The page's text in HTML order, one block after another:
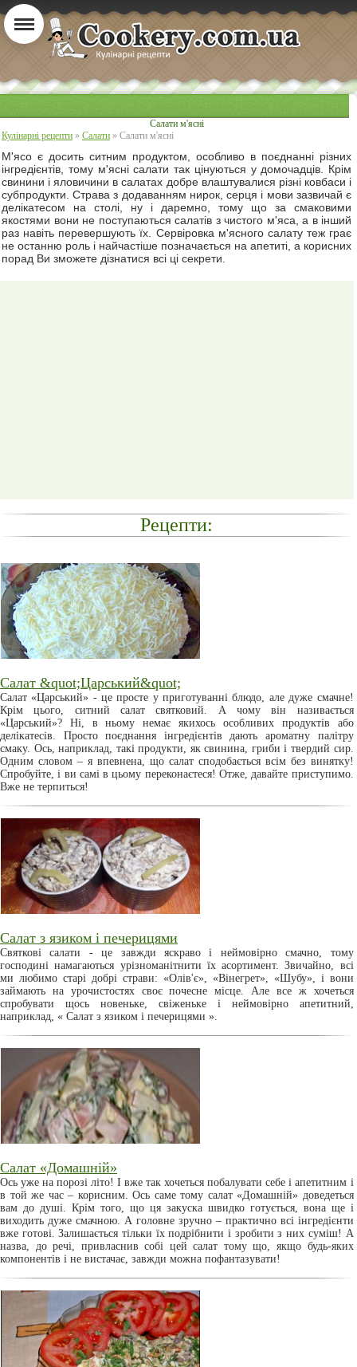
Салати м'ясні
Кулінарні рецепти » Салати » Салати м'ясні
М'ясо є досить ситним продуктом, особливо в поєднанні різних
інгредієнтів, тому м'ясні салати так цінуються у домочадців. Крім
свинини і яловичини в салатах добре влаштувалися різні ковбаси і
субпродукти. Страва з додаванням нирок, серця і мови зазвичай є
делікатесом на столі, ну і даремно, тому що за смаковими
якостями вони не поступаються салатів з чистого м'яса, а в інший
раз навіть перевершують їх. Сервіровка м'ясного салату теж грає
не останню роль і найчастіше позначається на апетиті, а корисних
порад Ви зможете дізнатися всі ці секрети.
Рецепти:
Салат &quot;Царський&quot;
Салат «Царський» - це просте у приготуванні блюдо, але дуже смачне!
Крім цього, ситний салат святковий. А чому він називається
«Царський»? Ні, в ньому немає якихось особливих продуктів або
делікатесів. Просто поєднання інгредієнтів дають ароматну палітру
смаку. Ось, наприклад, такі продукти, як свинина, гриби і твердий сир.
Одним словом – я впевнена, що салат сподобається всім без винятку!
Спробуйте, і ви самі в цьому переконаєтеся! Отже, давайте приступимо.
Вже не терпиться!
Салат з язиком і печерицями
Святкові салати - це завжди яскраво і неймовірно смачно, тому
господині намагаються урізноманітнити їх асортимент. Звичайно, всі
ми любимо старі добрі страви: «Олів'є», «Вінегрет», «Шубу», і вони
займають на урочистостях своє почесне місце. Але все ж хочеться
спробувати щось новеньке, свіженьке і неймовірно апетитний,
наприклад, « Салат з язиком і печерицями ».
Салат «Домашній»
Ось уже на порозі літо! І вже так хочеться побалувати себе і апетитним і
в той же час – корисним. Ось саме тому салат «Домашній» доведеться
вам до душі. Крім того, що ця закуска швидко готується, вона ще і
виходить дуже смачною. А головне зручно – практично всі інгредієнти
вже готові. Залишається тільки їх подрібнити і зробити з них суміш! А
назва, до речі, привласнив собі цей салат тому що, якщо будь-яких
компонентів і не вистачає, завжди можна пофантазувати!